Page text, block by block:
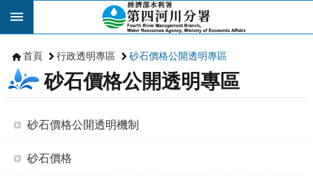
跳到主要內容區塊
首頁 行政透明專區 砂石價格公開透明專區
砂石價格公開透明專區
砂石價格公開透明機制
砂石價格